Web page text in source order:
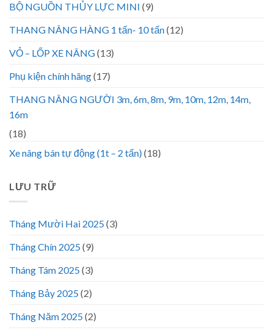
BỘ NGUỒN THỦY LỰC MINI (9)
THANG NÂNG HÀNG 1 tấn- 10 tấn(12)
VỎ – LỐP XE NÂNG(13)
Phụ kiện chính hãng(17)
THANG NÂNG NGƯỜI 3m, 6m, 8m, 9m, 10m, 12m, 14m,
16m
(18)
Xe nâng bán tự động (1t – 2 tấn)(18)
LƯU TRỮ
Tháng Mười Hai 2025(3)
Tháng Chín 2025(9)
Tháng Tám 2025(3)
Tháng Bảy 2025(2)
Tháng Năm 2025(2)